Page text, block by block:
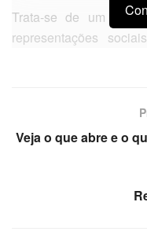
Trata-se de um livro
representações
submetidas
identidade delas e o
Veja o que abre e o